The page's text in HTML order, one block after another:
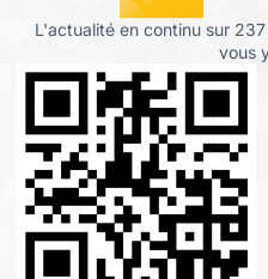
L'actualité en continu sur
vous